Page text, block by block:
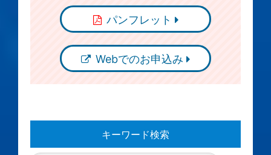
パンフレット
Webでのお申込み
キーワード検索